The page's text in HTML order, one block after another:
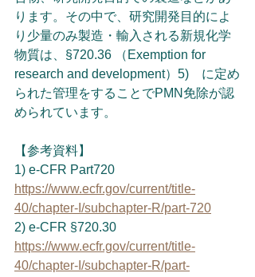
ります。その中で、研究開発目的によ
り少量のみ製造・輸入される新規化学
物質は、§720.36 （Exemption for
research and development）5)　に定め
られた管理をすることでPMN免除が認
められています。
【参考資料】
1) e-CFR Part720
https://www.ecfr.gov/current/title-
40/chapter-I/subchapter-R/part-720
2) e-CFR §720.30
https://www.ecfr.gov/current/title-
40/chapter-I/subchapter-R/part-